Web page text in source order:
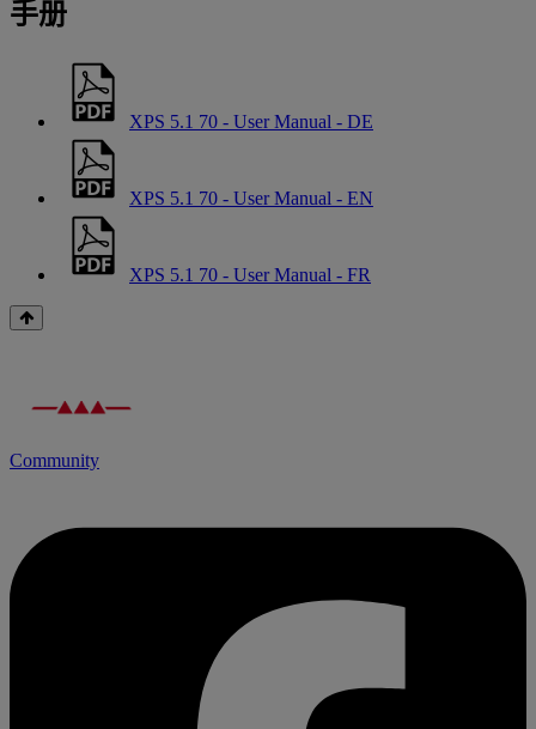
手册
XPS 5.1 70 - User Manual - DE
XPS 5.1 70 - User Manual - EN
XPS 5.1 70 - User Manual - FR
Community